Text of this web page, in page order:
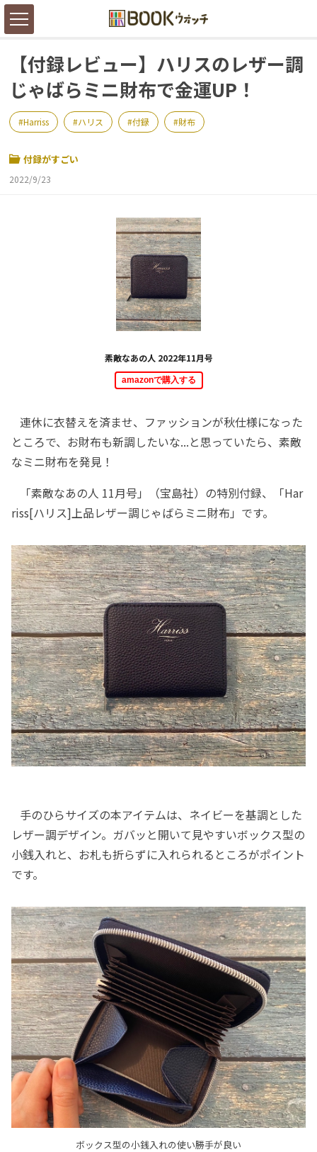
【付録レビュー】ハリスのレザー調
じゃばらミニ財布で金運UP！
Harriss ハリス 付録 財布
付録がすごい
2022/9/23
素敵なあの人 2022年11月号
amazonで購入する
連休に衣替えを済ませ、ファッションが秋仕様になった
ところで、お財布も新調したいな...と思っていたら、素敵
なミニ財布を発見！
「素敵なあの人 11月号」（宝島社）の特別付録、「Har
riss[ハリス]上品レザー調じゃばらミニ財布」です。
手のひらサイズの本アイテムは、ネイビーを基調とした
レザー調デザイン。ガバッと開いて見やすいボックス型の
小銭入れと、お札も折らずに入れられるところがポイント
です。
ボックス型の小銭入れの使い勝手が良い